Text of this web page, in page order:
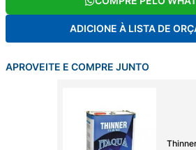
ADICIONE À LISTA DE
APROVEITE E COMPRE JUNTO